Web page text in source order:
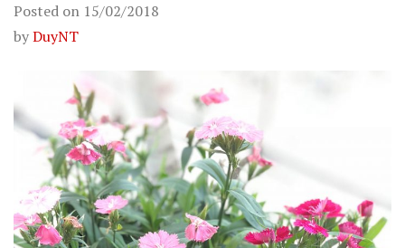
Posted on 15/02/2018
byDuyNT